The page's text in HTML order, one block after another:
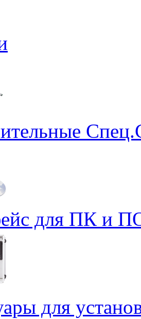
для ПК и
для